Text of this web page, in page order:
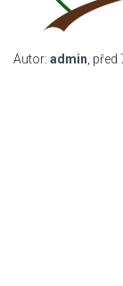
Autor: admin , před